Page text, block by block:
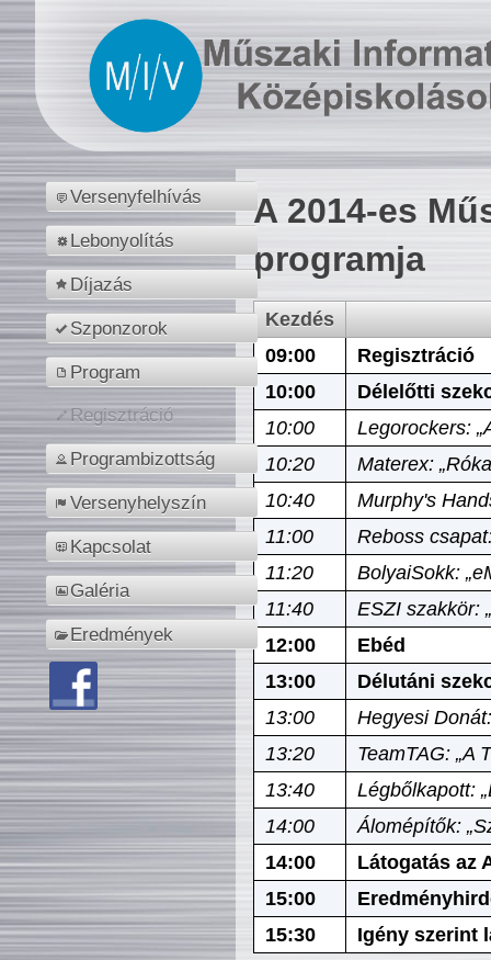
Versenyfelhívás
Lebonyolítás
Díjazás
Szponzorok
Program
Regisztráció
Programbizottság
Versenyhelyszín
Kapcsolat
Galéria
Eredmények
A 2014-es
programja
Kezdés
09:00
Regisztráció
10:00
Délelőtti
10:00
Legorockers:
10:20
Materex:
10:40
Murphy's
11:00
Reboss
11:20
BolyaiSokk:
11:40
ESZI szakkör:
12:00
Ebéd
13:00
Délutáni
13:00
Hegyesi
13:20
TeamTAG: „A
13:40
Légbőlkapott:
14:00
Álomépítők:
14:00
Látogatás az
15:00
15:30
Igény szerint